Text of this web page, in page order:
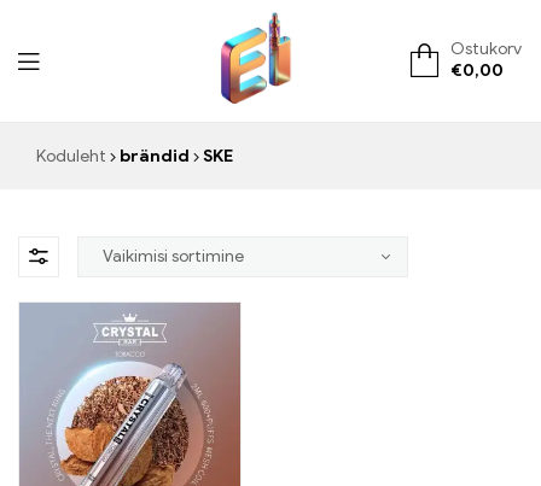
ElementVape.de
Ostukorv
€0,00
Koduleht brändid SKE